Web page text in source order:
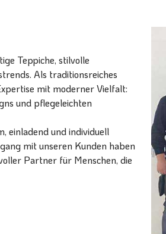
Teppiche, stilvolle
Als traditionsreiches
mit moderner Vielfalt:
und pflegeleichten
einladend und individuell
mit unseren Kunden haben
Partner für Menschen, die